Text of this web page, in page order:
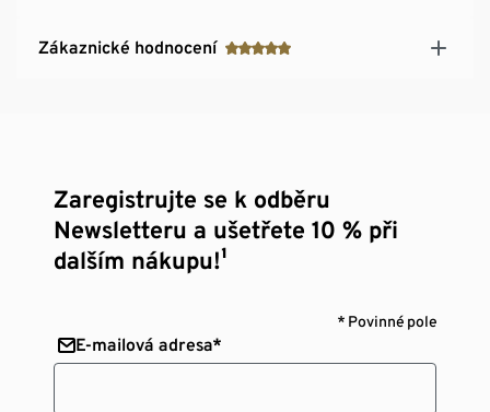
Zákaznické hodnocení
Zaregistrujte se k odběru
Newsletteru a ušetřete 10 % při
dalším nákupu!¹
* Povinné pole
E-mailová adresa*